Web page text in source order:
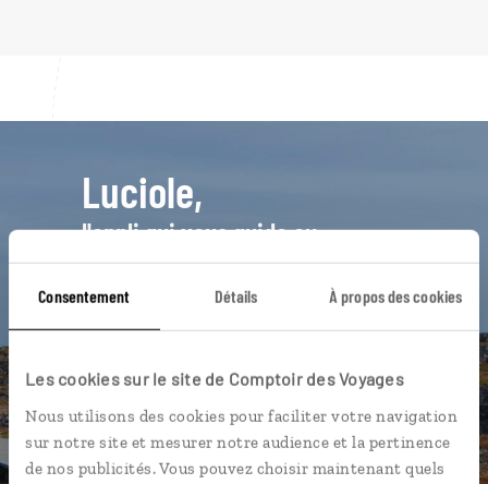
Consentement Détails À propos des cookies
Les cookies sur le site de Comptoir des Voyages
Nous utilisons des cookies pour faciliter votre navigation
sur notre site et mesurer notre audience et la pertinence
de nos publicités. Vous pouvez choisir maintenant quels
Luciole,
l'appli qui vous guide au
Groenland
La playlist de votre voyage
Les plus beaux sites naturels
géolocalisés
L'album souvenirs à composer